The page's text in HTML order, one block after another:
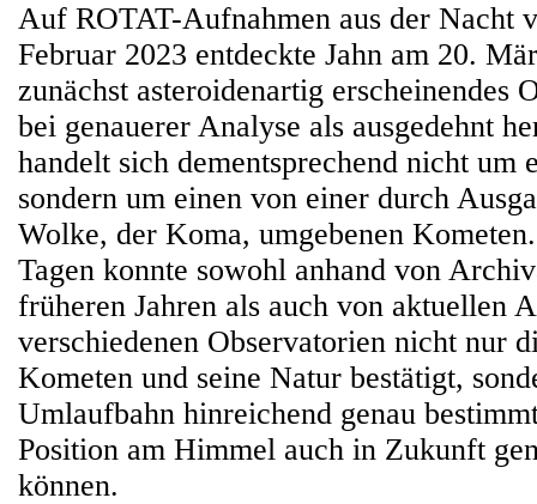
Auf ROTAT-Aufnahmen aus der Nacht
Februar 2023 entdeckte Jahn am 20.
zunächst asteroidenartig erscheinendes
bei genauerer Analyse als ausgedehnt
handelt sich dementsprechend nicht um
sondern um einen von einer durch
Wolke, der Koma, umgebenen
Tagen konnte sowohl anhand von
früheren Jahren als auch von aktuellen
verschiedenen Observatorien nicht nur
Kometen und seine Natur bestätigt,
Umlaufbahn hinreichend genau
Position am Himmel auch in Zukunft
können.